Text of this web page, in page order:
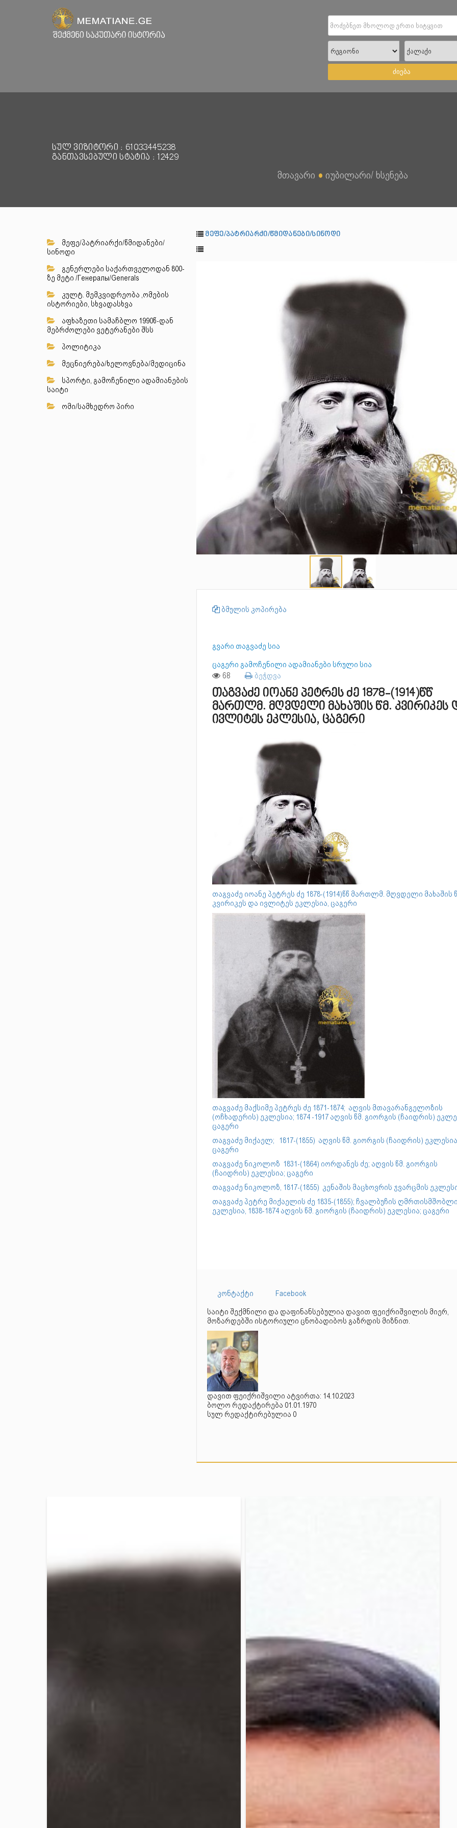
ძიება
სულ ვიზიტორი : 61033445238
განთავსებული სტატია : 12429
მთავარი ● იუბილარი/ ხსენება
მეფე/პატრიარქი/წმიდანები/
სინოდი
გენერლები საქართველოდან 800-
ზე მეტი /Генералы/Generals
კულტ. მემკვიდრეობა ,ომების
ისტორიები, სხვადასხვა
აფხაზეთი სამაჩბლო 1990წ-დან
მებრძოლები ვეტერანები შსს
პოლიტიკა
მეცნიერება/ხელოვნება/მედიცინა
სპორტი, გამოჩენილი ადამიანების
საიტი
ომი/სამხედრო პირი
მეფე/პატრიარქი/წმიდანები/სინოდი
ბმულის კოპირება
გვარი თაგვაძე სია
ცაგერი გამოჩენილი ადამიანები სრული სია
68 ბეჭდვა
თაგვაძე იოანე პეტრეს ძე 1878-(1914)წწ
მართლმ. მღვდელი მახაშის წმ. კვირიკეს
ივლიტეს ეკლესია, ცაგერი
თაგვაძე იოანე პეტრეს ძე 1878-(1914)წწ მართლმ. მღვდელი მახაშის
კვირიკეს და ივლიტეს ეკლესია, ცაგერი
თაგვაძე მაქსიმე პეტრეს ძე 1871-1874; აღვის მთავარანგელოზის
(ოჩხადერის) ეკლესია; 1874 -1917 აღვის წმ. გიორგის (ჩაიდრის)
ცაგერი
თაგვაძე მიქაელ; 1817-(1855) აღვის წმ. გიორგის (ჩაიდრის)
ცაგერი
თაგვაძე ნიკოლოზ 1831-(1864) იორდანეს ძე; აღვის წმ. გიორგის
(ჩაიდრის) ეკლესია; ცაგერი
თაგვაძე ნიკოლოზ, 1817-(1855) კენაშის მაცხოვრის ჯვარცმის
თაგვაძე პეტრე მიქაელის ძე 1835-(1855); ჩვალბუჩის
ეკლესია, 1838-1874 აღვის წმ. გიორგის (ჩაიდრის) ეკლესია; ცაგერი
კონტაქტი
Facebook
საიტი შექმნილი და დაფინანსებულია დავით ფეიქრიშვილის მიერ,
მოზარდებში ისტორიული ცნობადიბოს გაზრდის მიზნით.
დავით ფეიქრიშვილი ატვირთა: 14.10.2023
ბოლო რედაქტირება 01.01.1970
სულ რედაქტირებულია 0